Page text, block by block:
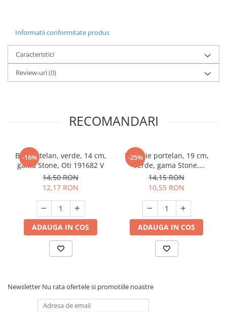
Informatii conformitate produs
Caracteristici
Review-uri(0)
RECOMANDARI
-16%
Bol portelan, verde, 14 cm,
gama Stone, Oti 191682 V
14,50 RON
12,17 RON
ADAUGA IN COS
-25%
Farfurie portelan, 19 cm,
verde, gama Stone,
Oti,191681V
14,15 RON
10,55 RON
ADAUGA IN COS
Newsletter Nu rata ofertele si promotiile noastre